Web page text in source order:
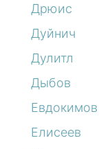
Дрюис
Дуйнич
Дулитл
Дыбов
Евдокимов
Елисеев